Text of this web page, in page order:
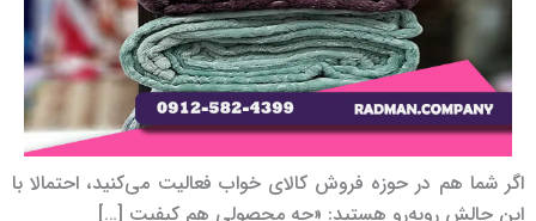
اگر شما هم در حوزه فروش کالای خواب فعالیت می‌کنید، احتمالا با
این چالش روبه‌رو هستید: «چه محصولی هم کیفیت […]